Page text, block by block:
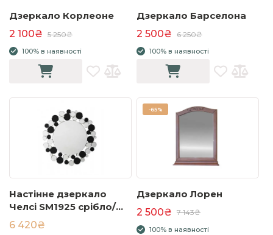
Дзеркало Корлеоне
2 100₴ 5 250₴
100% в наявності
Дзеркало Барселона
2 500₴ 6 250₴
100% в наявності
Настінне дзеркало
Челсі SM1925 срібло/
чорний
6 420₴
-65%
Дзеркало Лорен
2 500₴ 7 143₴
100% в наявності